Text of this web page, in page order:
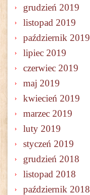
grudzień 2019
listopad 2019
październik 2019
lipiec 2019
czerwiec 2019
maj 2019
kwiecień 2019
marzec 2019
luty 2019
styczeń 2019
grudzień 2018
listopad 2018
październik 2018